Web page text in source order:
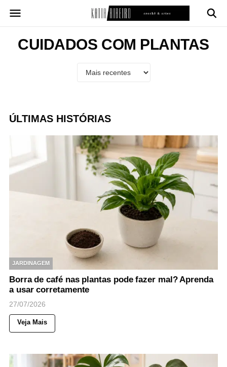
para
conteúdoCUIDADOS COM PLANTAS
ÚLTIMAS HISTÓRIAS
JARDINAGEM
Borra de café nas plantas pode fazer mal? Aprenda
a usar corretamente
27/07/2026
Veja Mais